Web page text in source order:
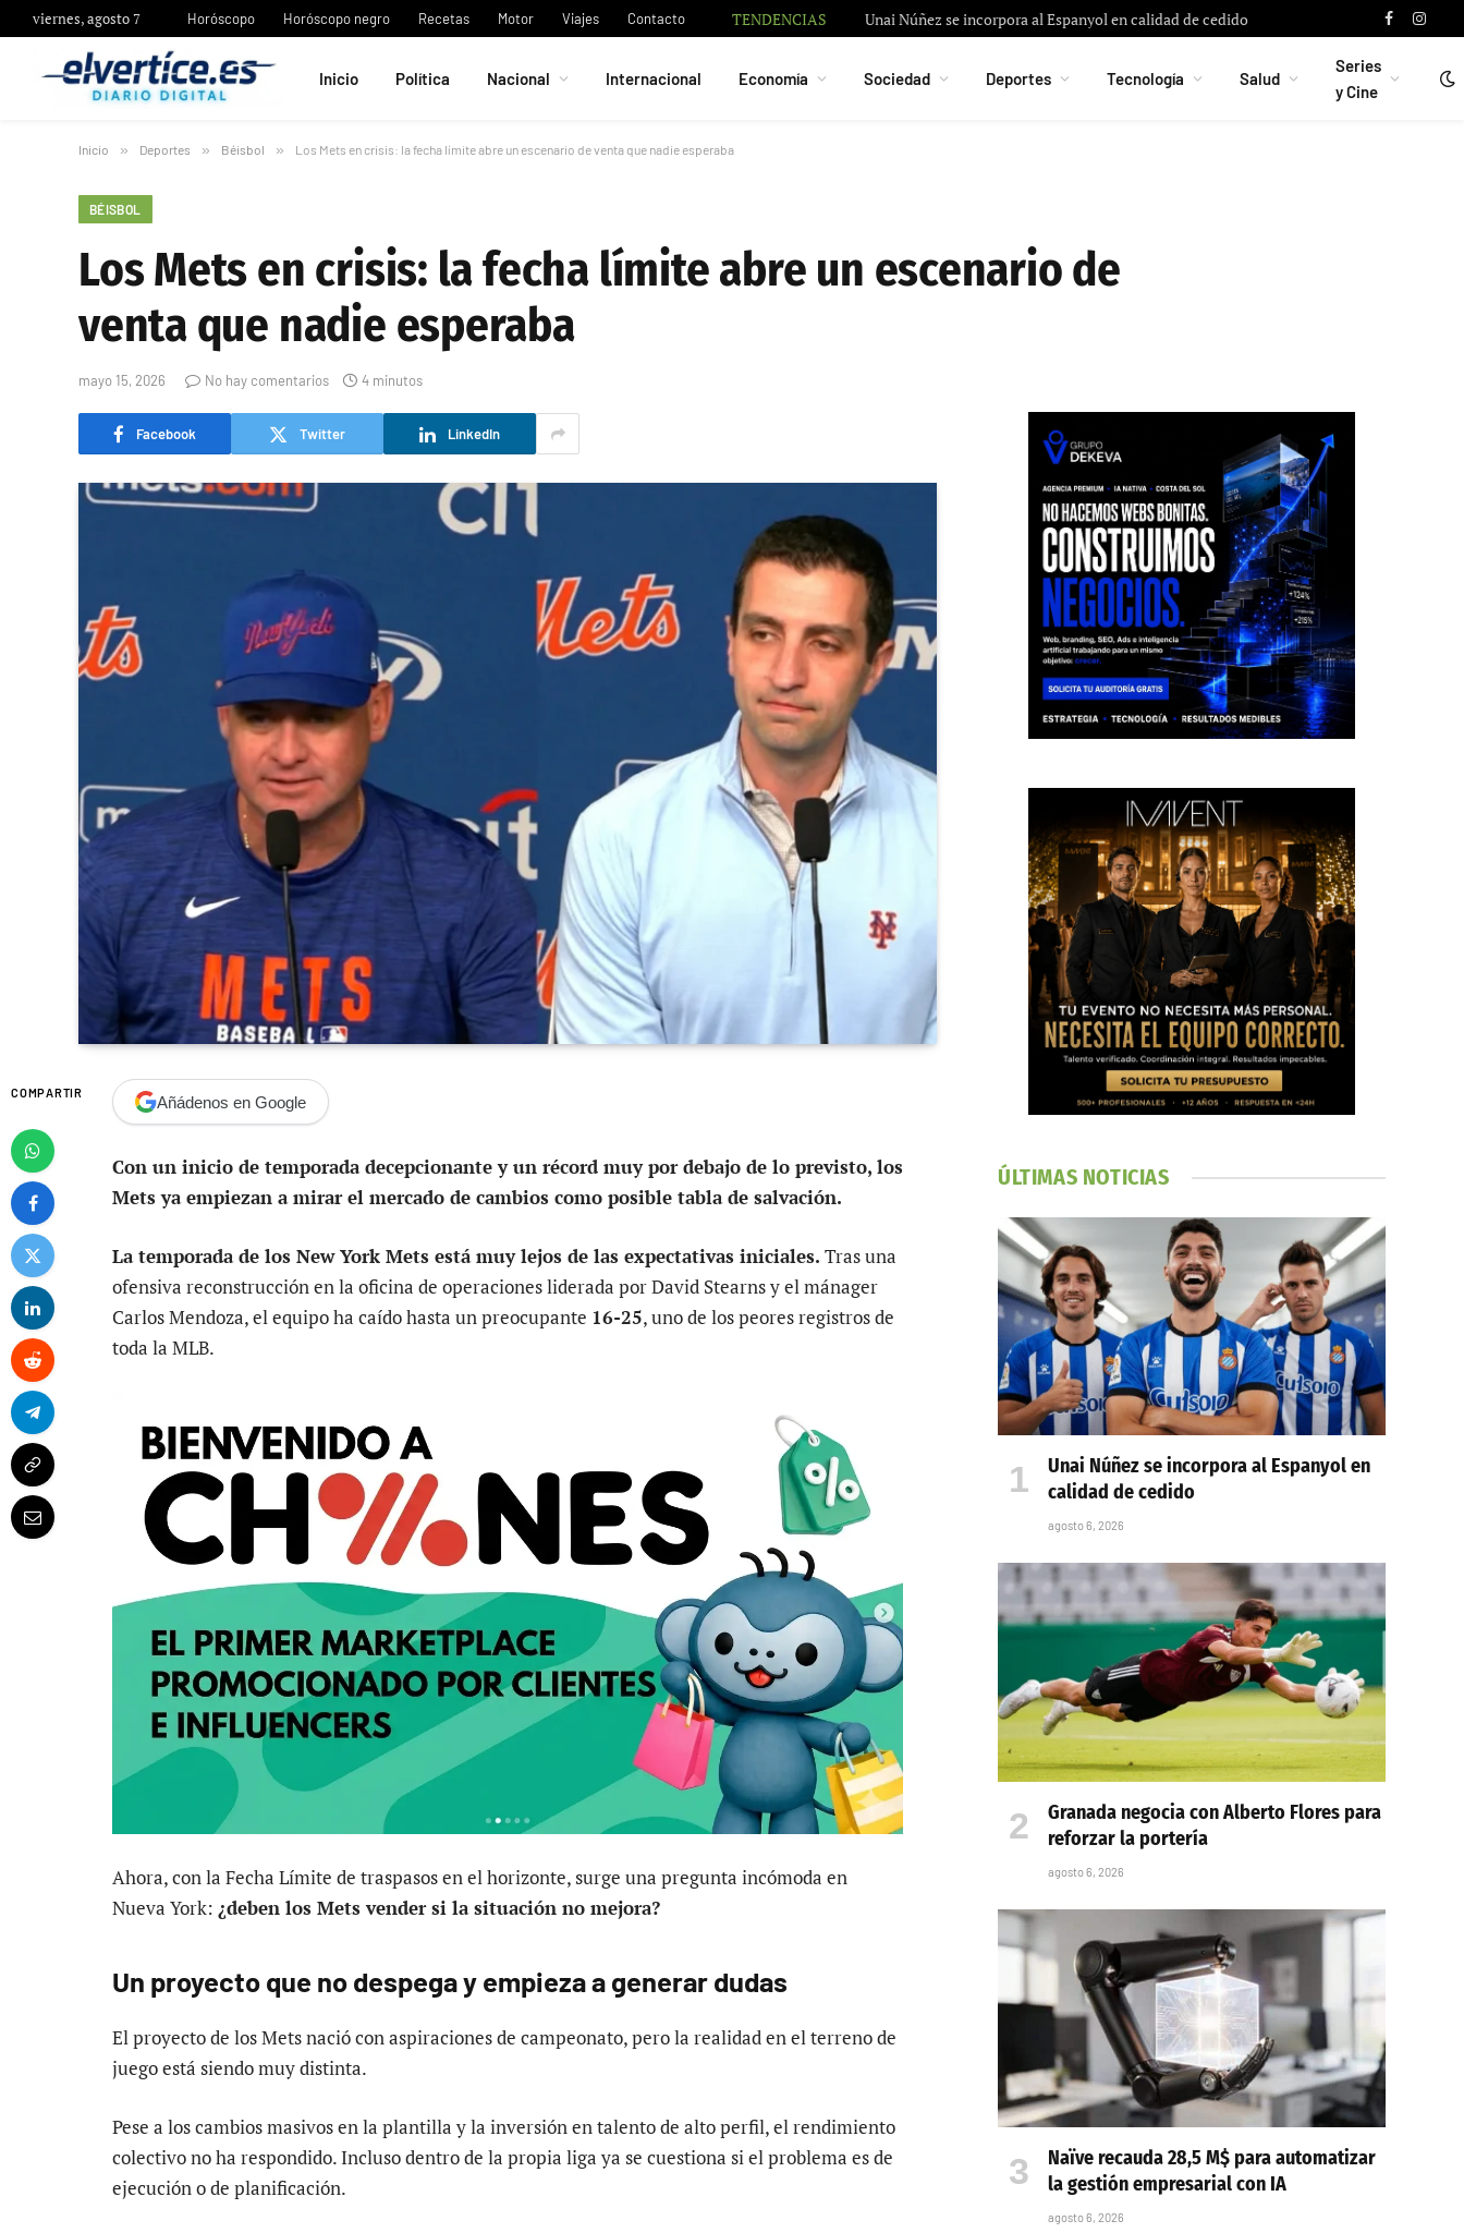
viernes, agosto 7 Horóscopo Horóscopo negro Recetas Motor Viajes Contacto TENDENCIAS Granada negocia con Alberto Flores para reforzar la portería Facebook
Inicio Política Nacional Internacional Economía Sociedad Deportes Tecnología Salud
Series
y Cine
Inicio » Deportes » Béisbol » Los Mets en crisis: la fecha límite abre un escenario de venta que nadie esperaba
BÉISBOL
Los Mets en crisis: la fecha límite abre un escenario de
venta que nadie esperaba
mayo 15, 2026 No hay comentarios 4 minutos
Facebook Twitter LinkedIn
COMPARTIR Añádenos en Google
Con un inicio de temporada decepcionante y un récord muy por debajo de lo previsto, los
Mets ya empiezan a mirar el mercado de cambios como posible tabla de salvación.
La temporada de los New York Mets está muy lejos de las expectativas iniciales. Tras una
ofensiva reconstrucción en la oficina de operaciones liderada por David Stearns y el mánager
Carlos Mendoza, el equipo ha caído hasta un preocupante 16-25, uno de los peores registros de
toda la MLB.
Ahora, con la Fecha Límite de traspasos en el horizonte, surge una pregunta incómoda en
Nueva York: ¿deben los Mets vender si la situación no mejora?
Un proyecto que no despega y empieza a generar dudas
El proyecto de los Mets nació con aspiraciones de campeonato, pero la realidad en el terreno de
juego está siendo muy distinta.
Pese a los cambios masivos en la plantilla y la inversión en talento de alto perfil, el rendimiento
colectivo no ha respondido. Incluso dentro de la propia liga ya se cuestiona si el problema es de
ejecución o de planificación.
ÚLTIMAS NOTICIAS
Unai Núñez se incorpora al Espanyol en
calidad de cedido
agosto 6, 2026
Granada negocia con Alberto Flores para
reforzar la portería
agosto 6, 2026
Naïve recauda 28,5 M$ para automatizar
la gestión empresarial con IA
agosto 6, 2026